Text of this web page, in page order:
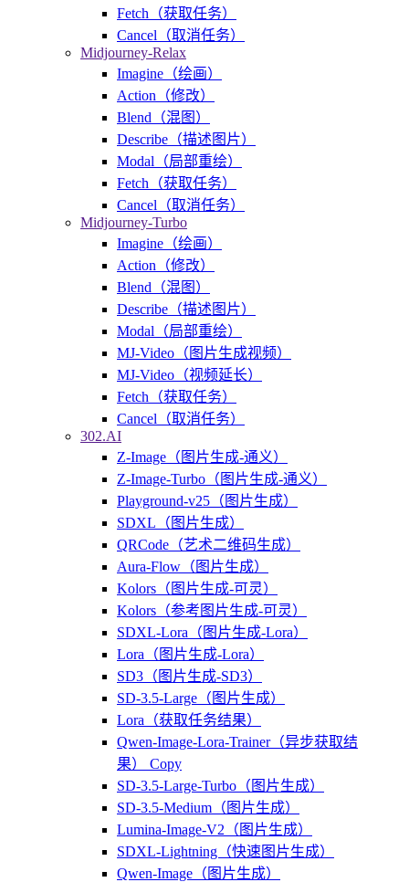
Fetch（获取任务）
Cancel（取消任务）
Midjourney-Relax
Imagine（绘画）
Action（修改）
Blend（混图）
Describe（描述图片）
Modal（局部重绘）
Fetch（获取任务）
Cancel（取消任务）
Midjourney-Turbo
Imagine（绘画）
Action（修改）
Blend（混图）
Describe（描述图片）
Modal（局部重绘）
MJ-Video（图片生成视频）
MJ-Video（视频延长）
Fetch（获取任务）
Cancel（取消任务）
302.AI
Z-Image（图片生成-通义）
Z-Image-Turbo（图片生成-通义）
Playground-v25（图片生成）
SDXL（图片生成）
QRCode（艺术二维码生成）
Aura-Flow（图片生成）
Kolors（图片生成-可灵）
Kolors（参考图片生成-可灵）
SDXL-Lora（图片生成-Lora）
Lora（图片生成-Lora）
SD3（图片生成-SD3）
SD-3.5-Large（图片生成）
Lora（获取任务结果）
Qwen-Image-Lora-Trainer（异步获取结
果） Copy
SD-3.5-Large-Turbo（图片生成）
SD-3.5-Medium（图片生成）
Lumina-Image-V2（图片生成）
SDXL-Lightning（快速图片生成）
Qwen-Image（图片生成）